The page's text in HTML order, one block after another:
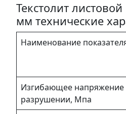
Текстолит
мм технические
Наименование
Изгибающее напряжение
разрушении, Мпа